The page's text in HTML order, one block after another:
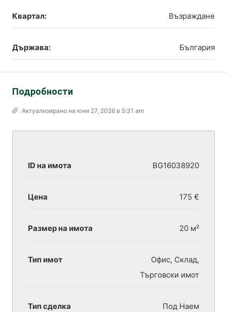
Квартал: Възраждане
Държава: България
Подробности
Актуализирано на юни 27, 2026 в 5:31 am
ID на имота BG16038920
Цена 175 €
Размер на имота 20 м²
Тип имот
Офис, Склад,
Търговски имот
Тип сделка Под Наем